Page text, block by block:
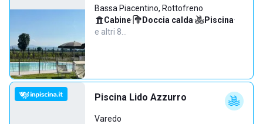
Bassa Piacentino, Rottofreno
Cabine· Doccia calda· Piscina·
e altri 8…
Piscina Lido Azzurro
Varedo